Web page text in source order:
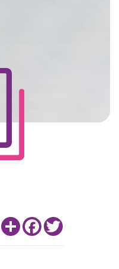
Share Facebook